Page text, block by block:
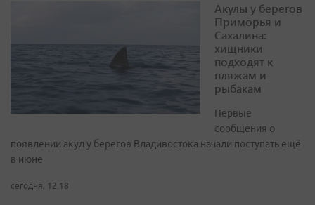
Акулы у берегов
Приморья и
Сахалина:
хищники
подходят к
пляжам и
рыбакам
Первые
сообщения о
появлении акул у берегов Владивостока начали поступать ещё
в июне
сегодня, 12:18